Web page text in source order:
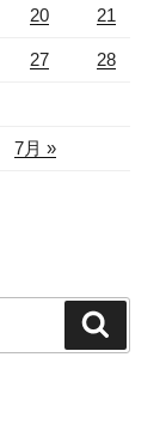
7月 »
20 21
27 28